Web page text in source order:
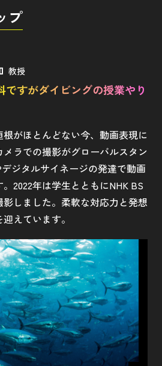
プ
教授
ですがダイビングの授業やり
がほとんどない今、動画表現に
ラでの撮影がグローバルスタン
ジタルサイネージの発達で動画
2022年は学生とともにNHK BS
しました。柔軟な対応力と発想
えています。